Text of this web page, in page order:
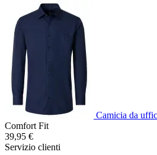
Camicia da
Comfort Fit
39,95 €
Servizio clienti